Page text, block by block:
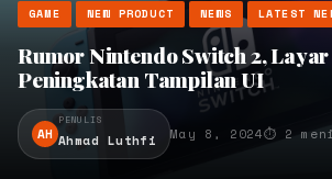
GAME NEW PRODUCT NEWS LATEST
Rumor Nintendo Switch 2,
Peningkatan Tampilan UI
AH
PENULIS
Ahmad Luthfi May 8, 2024⏱ 2